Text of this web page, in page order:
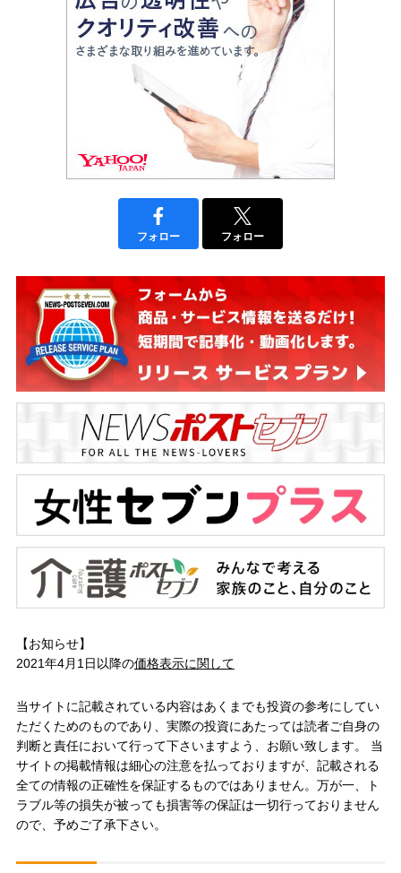
フォロー フォロー
【お知らせ】
2021年4月1日以降の価格表示に関して
当サイトに記載されている内容はあくまでも投資の参考にしてい
ただくためのものであり、実際の投資にあたっては読者ご自身の
判断と責任において行って下さいますよう、お願い致します。 当
サイトの掲載情報は細心の注意を払っておりますが、記載される
全ての情報の正確性を保証するものではありません。万が一、ト
ラブル等の損失が被っても損害等の保証は一切行っておりません
ので、予めご了承下さい。